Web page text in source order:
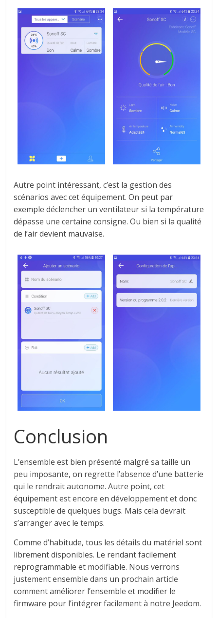
Autre point intéressant, c’est la gestion des
scénarios avec cet équipement. On peut par
exemple déclencher un ventilateur si la température
dépasse une certaine consigne. Ou bien si la qualité
de l’air devient mauvaise.
Conclusion
L’ensemble est bien présenté malgré sa taille un
peu imposante, on regrette l’absence d’une batterie
qui le rendrait autonome. Autre point, cet
équipement est encore en développement et donc
susceptible de quelques bugs. Mais cela devrait
s’arranger avec le temps.
Comme d’habitude, tous les détails du matériel sont
librement disponibles. Le rendant facilement
reprogrammable et modifiable. Nous verrons
justement ensemble dans un prochain article
comment améliorer l’ensemble et modifier le
firmware pour l’intégrer facilement à notre Jeedom.